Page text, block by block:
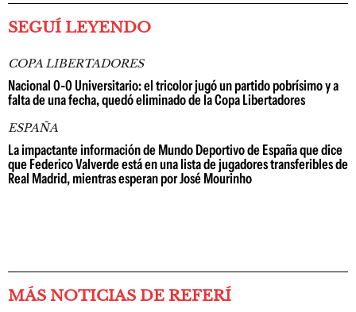
SEGUÍ LEYENDO
COPA LIBERTADORES
Nacional 0-0 Universitario: el tricolor jugó un partido pobrísimo y a
falta de una fecha, quedó eliminado de la Copa Libertadores
ESPAÑA
La impactante información de Mundo Deportivo de España que dice
que Federico Valverde está en una lista de jugadores transferibles de
Real Madrid, mientras esperan por José Mourinho
MÁS NOTICIAS DE REFERÍ